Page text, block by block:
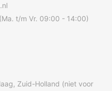
t/m Vr. 09:00 - 14:00)
Zuid-Holland (niet voor